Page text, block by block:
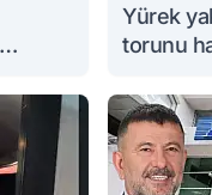
Yürek
torunu